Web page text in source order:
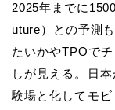
2025年までに
uture）との予測
たいかやTPOで
しが見える。日
験場と化してモ